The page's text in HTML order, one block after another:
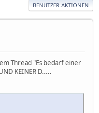
BENUTZER-AKTIONEN
Thread "Es bedarf einer
KEINER D.....